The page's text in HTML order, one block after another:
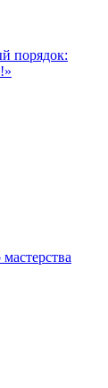
порядок: